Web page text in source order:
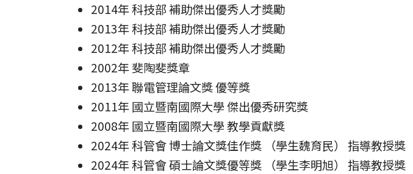
2014年 科技部 補助傑出優秀人才獎勵
2013年 科技部 補助傑出優秀人才獎勵
2012年 科技部 補助傑出優秀人才獎勵
2002年 斐陶斐獎章
2013年 聯電管理論文獎 優等獎
2011年 國立暨南國際大學 傑出優秀研究獎
2008年 國立暨南國際大學 教學貢獻獎
2024年 科管會 博士論文獎佳作獎 （學生魏育民） 指導教授獎
2024年 科管會 碩士論文獎優等獎 （學生李明旭） 指導教授獎